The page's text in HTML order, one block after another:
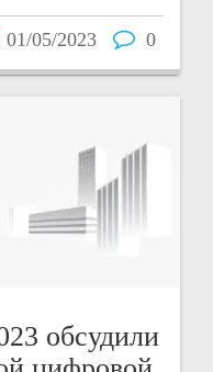
01/05/2023 0
обсудили